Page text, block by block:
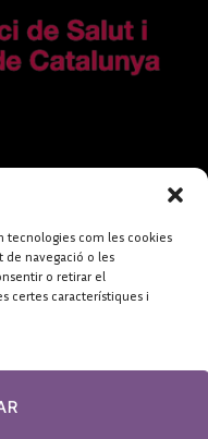
tecnologies com les cookies
de navegació o les
o retirar el
certes característiques i